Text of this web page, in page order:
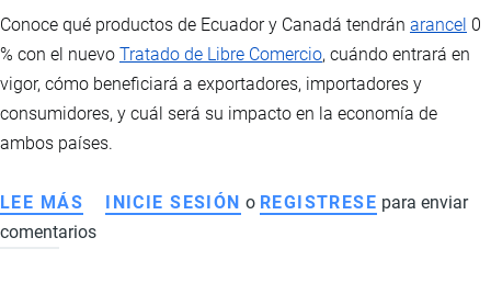
SIGUE
UN
Conoce qué productos de Ecuador y Canadá tendrán arancel 0
% con el nuevo Tratado de Libre Comercio, cuándo entrará en
vigor, cómo beneficiará a exportadores, importadores y
consumidores, y cuál será su impacto en la economía de
ambos países.
LEE MÁS SOBRE
TLC
INICIE SESIÓN o REGISTRESE para enviar
comentarios